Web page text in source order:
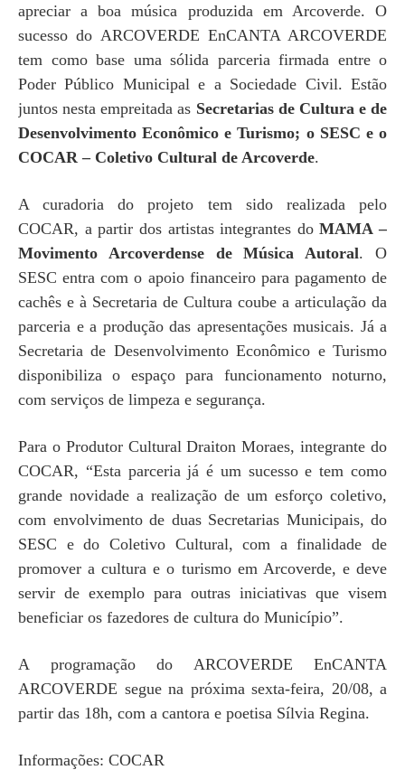
apreciar a boa música produzida em Arcoverde. O
sucesso do ARCOVERDE EnCANTA ARCOVERDE
tem como base uma sólida parceria firmada entre o
Poder Público Municipal e a Sociedade Civil. Estão
juntos nesta empreitada as Secretarias de Cultura e de
Desenvolvimento Econômico e Turismo; o SESC e o
COCAR – Coletivo Cultural de Arcoverde.
A curadoria do projeto tem sido realizada pelo
COCAR, a partir dos artistas integrantes doMAMA –
Movimento Arcoverdense de Música Autoral. O
SESC entra com o apoio financeiro para pagamento de
cachês e à Secretaria de Cultura coube a articulação da
parceria e a produção das apresentações musicais. Já a
Secretaria de Desenvolvimento Econômico e Turismo
disponibiliza o espaço para funcionamento noturno,
com serviços de limpeza e segurança.
Para o Produtor Cultural Draiton Moraes, integrante do
COCAR, “Esta parceria já é um sucesso e tem como
grande novidade a realização de um esforço coletivo,
com envolvimento de duas Secretarias Municipais, do
SESC e do Coletivo Cultural, com a finalidade de
promover a cultura e o turismo em Arcoverde, e deve
servir de exemplo para outras iniciativas que visem
beneficiar os fazedores de cultura do Município”.
A programação do ARCOVERDE EnCANTA
ARCOVERDE segue na próxima sexta-feira, 20/08, a
partir das 18h, com a cantora e poetisa Sílvia Regina.
Informações: COCAR